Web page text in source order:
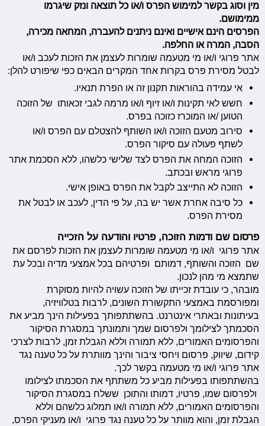
מין וסוג בקשר למימוש הפרס ו/או כל תוצאה ונזק שיגרמו
ממימושם.
הפרסים הינם אישיים ואינם ניתנים להעברה, המחאה מכירה,
הסבה, המרה או החלפה.
אתר פרוגי ו/או מי מטעמה שומרות לעצמן את הזכות לעכב ו/או
לבטל מסירת פרס בקרות אחד המקרים הבאים כפי שיפורט להלן:
אי עמידה בהוראות תקנון זה או הפרת תנאיו.
חשש לאי תקינות ו/או זיוף ו/או מרמה לגבי זכאותו של הזוכה
הטוען /או המוכרז כזוכה בפרס.
סירוב מטעם הזוכה ו/או השותף להצטלם עם הפרס ו/או
לשתף פעולה עם סיקור הפרס.
הזוכה המחה את הפרס לצד שלישי כלשהו, ללא הסכמת אתר
פרוגי מראש ובכתב.
הזוכה לא התייצב לקבל את הפרס באופן אישי.
כל סיבה אחרת אשר יש בה, על פי הדין, לעכב או לבטל את
מסירת הפרס.
פרסום שם ודמות הזוכה, פרטיו והודעה על הזכייה
אתר פרוגי ו/או מי מטעמה שומרות לעצמן את הזכות לפרסם את
שם הזוכה והשותף, דמותם ופרטיהם בכל אמצעי מדיה ובכל עת
שתמצא מי מהן לנכון.
מובהר, כי עובדת זכייתו של הזוכה עשויה להיות מסוקרת
ומפורסמת באמצעי התקשורת השונים, לרבות בטלוויזיה,
בעיתונות ובאתרי אינטרנט. בהשתתפותך בפעילות הינך מביע את
הסכמתך לצילומך ולפרסום שמך ותמונתך במסגרת הסיקור
והפרסומים האמורים, ללא תמורה וללא הגבלת זמן, לרבות לצרכי
קידום, שיווק, פרסום ויחסי ציבור והינך מוותרת על כל טענה נגד
אתר פרוגי ו/או מי מטעמה בקשר לכך.
בהשתתפותו בפעילות מביע כל משתתף את הסכמתו לצילומו
ולפרסום שמו, פרטיו, דמותו והתוכן ששלח במסגרת הסיקור
והפרסומים האמורים, ללא תמורה ו/או תמלוג כלשהם וללא
הגבלת זמן, והוא מוותר על כל טענה נגד פרוגי ו/או מעניקי הפרס,